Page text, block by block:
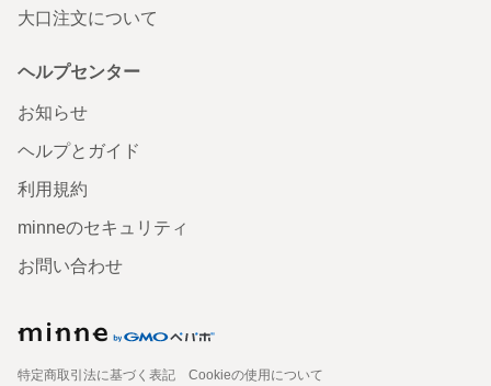
大口注文について
ヘルプセンター
お知らせ
ヘルプとガイド
利用規約
minneのセキュリティ
お問い合わせ
特定商取引法に基づく表記
Cookieの使用について